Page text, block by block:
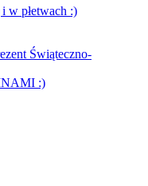
w płetwach :)
Świąteczno-
:)